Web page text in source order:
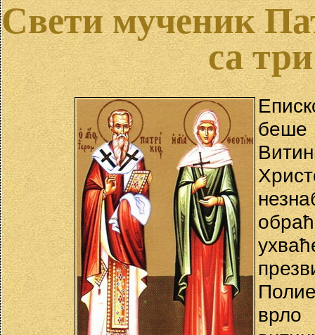
Свети мученик
са